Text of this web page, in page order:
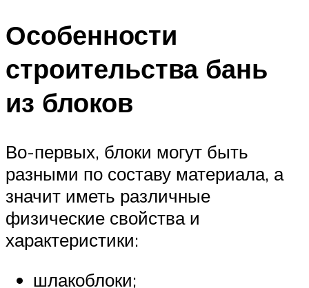
Особенности
строительства бань
из блоков
Во-первых, блоки могут быть
разными по составу материала, а
значит иметь различные
физические свойства и
характеристики:
шлакоблоки;